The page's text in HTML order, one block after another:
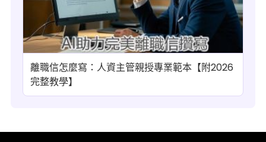
離職信怎麼寫：人資主管親授專業範本【附2026
完整教學】